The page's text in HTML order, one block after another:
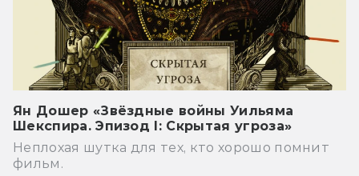
Ян Дошер «Звёздные войны Уильяма
Шекспира. Эпизод I: Скрытая угроза»
Неплохая шутка для тех, кто хорошо помнит
фильм.